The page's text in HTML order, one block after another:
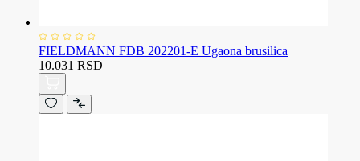
FIELDMANN FDB 202201-E Ugaona brusilica
10.031 RSD